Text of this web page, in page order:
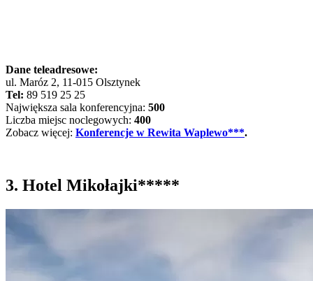
Dane teleadresowe:
ul. Maróz 2, 11-015 Olsztynek
Tel: 89 519 25 25
Największa sala konferencyjna: 500
Liczba miejsc noclegowych: 400
Zobacz więcej: Konferencje w Rewita Waplewo***.
3. Hotel Mikołajki*****